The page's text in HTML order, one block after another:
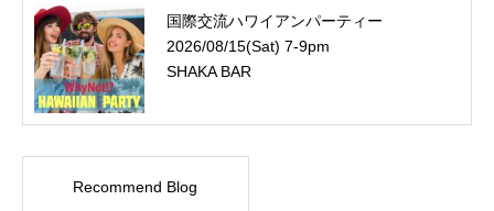
国際交流ハワイアンパーティー
2026/08/15(Sat) 7-9pm
SHAKA BAR
Recommend Blog